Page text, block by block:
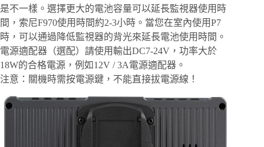
是不一樣。選擇更大的電池容量可以延長監視器使用時
間，索尼F970使用時間約2-3小時。當您在室內使用P7
時，可以通過降低監視器的背光來延長電池使用時間。
電源適配器（選配）請使用輸出DC7-24V，功率大於
18W的合格電源，例如12V / 3A電源適配器。
注意：關機時需按電源鍵，不能直接拔電源線！